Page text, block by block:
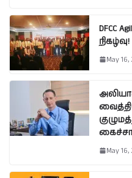
DFCC
நிகழ்வு!
May
May